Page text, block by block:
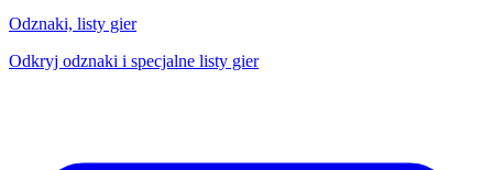
Odznaki, listy gier
Odkryj odznaki i specjalne listy gier